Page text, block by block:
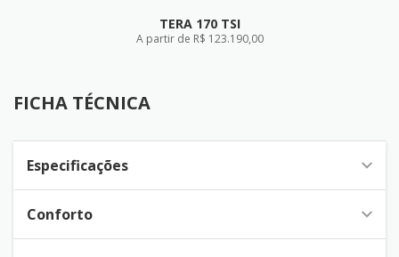
TERA 170 TSI
A partir de R$ 123.190,00
FICHA TÉCNICA
Especificações
Conforto